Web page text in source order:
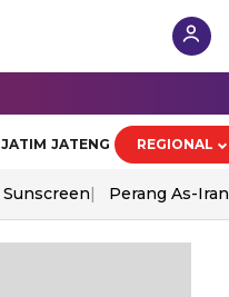
JATIM JATENG REGIONAL
Sunscreen Perang As-Iran